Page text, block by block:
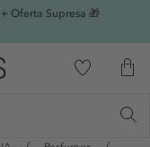
Oferta Supresa 🎁